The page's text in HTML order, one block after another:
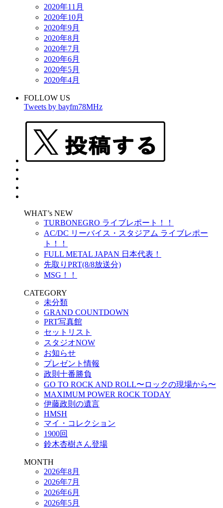
2020年11月
2020年10月
2020年9月
2020年8月
2020年7月
2020年6月
2020年5月
2020年4月
FOLLOW US
Tweets by bayfm78MHz
WHAT’s NEW
TURBONEGRO ライブレポート！！
AC/DC リーバイス・スタジアム ライブレポー
ト！！
FULL METAL JAPAN 日本代表！
先取りPRT(8/8放送分)
MSG！！
CATEGORY
未分類
GRAND COUNTDOWN
PRT写真館
セットリスト
スタジオNOW
お知らせ
プレゼント情報
政則十番勝負
GO TO ROCK AND ROLL〜ロックの現場から〜
MAXIMUM POWER ROCK TODAY
伊藤政則の遺言
HMSH
マイ・コレクション
1900回
鈴木杏樹さん登場
MONTH
2026年8月
2026年7月
2026年6月
2026年5月